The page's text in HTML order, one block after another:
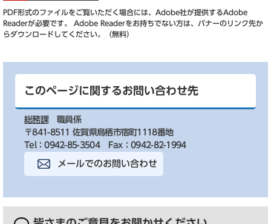
PDF形式のファイルをご覧いただく場合には、Adobe社が提供するAdobe
Readerが必要です。
Adobe Readerをお持ちでない方は、バナーのリンク先か
らダウンロードしてください。（無料）
このページに関するお問い合わせ先
総務課
職員係
〒841-8511 佐賀県鳥栖市宿町1118番地
Tel：0942-85-3504
Fax：0942-82-1994
メールでのお問い合わせ